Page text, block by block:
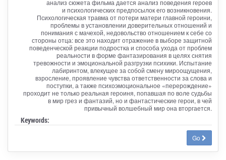
анализ сюжета фильма дается анализ поведения героев
и психологических предпосылок его возникновения.
Психологическая травма от потери матери главной героини,
проблемы в установлении доверительных отношений и
понимания с мачехой, недовольство отношением к себе со
стороны отца: все это находит отражение в выборе защитной
поведенческой реакции подростка и способа ухода от проблем
реальности в форме фантазирования в целях снятия
тревожности и эмоциональной разгрузки психики. Испытание
лабиринтом, влекущее за собой смену мироощущения,
взросление, проявление чувства ответственности за слова и
поступки, а также психоэмоциональное «перерождение»
проходит не только реальная героиня, попавшая по воле судьбы
в мир грез и фантазий, но и фантастические герои, в чей
привычный волшебный мир она вторгается.
Keywords:
Go